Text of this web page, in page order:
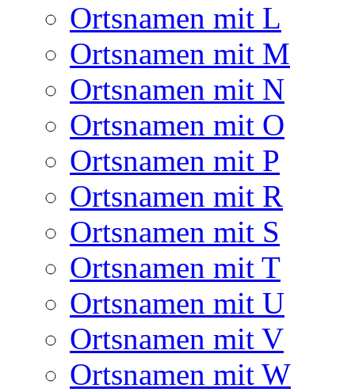
Ortsnamen mit L
Ortsnamen mit M
Ortsnamen mit N
Ortsnamen mit O
Ortsnamen mit P
Ortsnamen mit R
Ortsnamen mit S
Ortsnamen mit T
Ortsnamen mit U
Ortsnamen mit V
Ortsnamen mit W